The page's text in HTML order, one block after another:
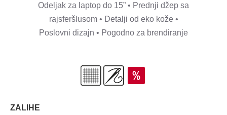
Odeljak za laptop do 15” • Prednji džep sa
rajsferšlusom • Detalji od eko kože •
Poslovni dizajn • Pogodno za brendiranje
ZALIHE